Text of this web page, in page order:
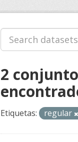
2
Etiquetas: regular